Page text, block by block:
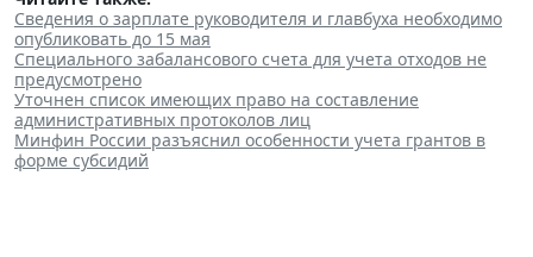
Сведения о зарплате руководителя и главбуха необходимо
опубликовать до 15 мая
Специального забалансового счета для учета отходов не
предусмотрено
Уточнен список имеющих право на составление
административных протоколов лиц
Минфин России разъяснил особенности учета грантов в
форме субсидий